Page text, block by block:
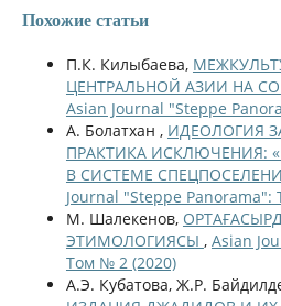
Похожие статьи
П.К. Килыбаева,
ЦЕНТРАЛЬНОЙ АЗИИ НА
Asian Journal "Steppe
А. Болатхан , ИДЕОЛОГИЯ
ПРАКТИКА ИСКЛЮЧЕНИЯ:
В СИСТЕМЕ
Journal "Steppe Panorama":
М. Шалекенов,
ЭТИМОЛОГИЯСЫ , Asian
Том № 2 (2020)
А.Э. Кубатова, Ж.Р.